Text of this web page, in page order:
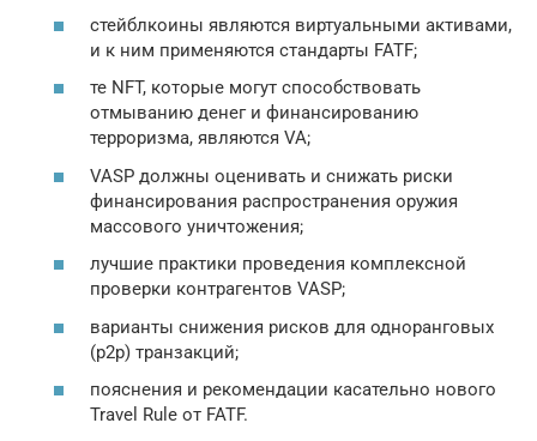
стейблкоины являются виртуальными активами,
и к ним применяются стандарты FATF;
те NFT, которые могут способствовать
отмыванию денег и финансированию
терроризма, являются VA;
VASP должны оценивать и снижать риски
финансирования распространения оружия
массового уничтожения;
лучшие практики проведения комплексной
проверки контрагентов VASP;
варианты снижения рисков для одноранговых
(p2p) транзакций;
пояснения и рекомендации касательно нового
Travel Rule от FATF.